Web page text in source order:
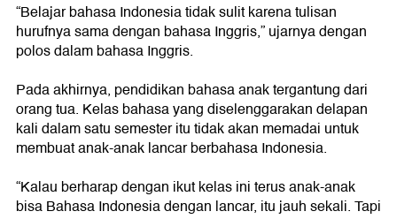
“Belajar bahasa Indonesia tidak sulit karena tulisan
hurufnya sama dengan bahasa Inggris,” ujarnya dengan
polos dalam bahasa Inggris.
Pada akhirnya, pendidikan bahasa anak tergantung dari
orang tua. Kelas bahasa yang diselenggarakan delapan
kali dalam satu semester itu tidak akan memadai untuk
membuat anak-anak lancar berbahasa Indonesia.
“Kalau berharap dengan ikut kelas ini terus anak-anak
bisa Bahasa Indonesia dengan lancar, itu jauh sekali. Tapi